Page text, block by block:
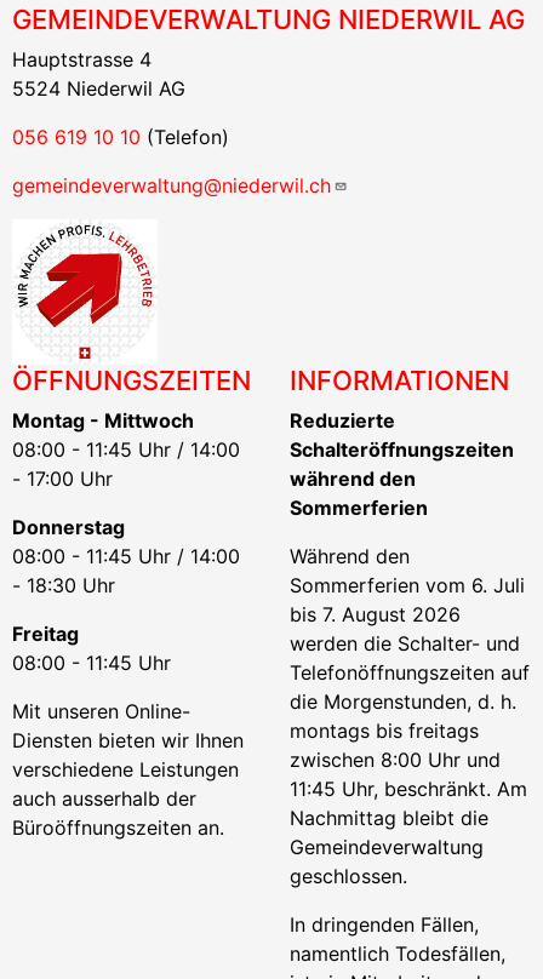
GEMEINDEVERWALTUNG NIEDERWIL AG
Hauptstrasse 4
5524 Niederwil AG
056 619 10 10 (Telefon)
gemeindeverwaltung@niederwil.ch
ÖFFNUNGSZEITEN
Montag - Mittwoch
08:00 - 11:45 Uhr / 14:00
- 17:00 Uhr
Donnerstag
08:00 - 11:45 Uhr / 14:00
- 18:30 Uhr
Freitag
08:00 - 11:45 Uhr
Mit unseren Online-
Diensten bieten wir Ihnen
verschiedene Leistungen
auch ausserhalb der
Büroöffnungszeiten an.
INFORMATIONEN
Reduzierte
Schalteröffnungszeiten
während den
Sommerferien
Während den
Sommerferien vom 6. Juli
bis 7. August 2026
werden die Schalter- und
Telefonöffnungszeiten auf
die Morgenstunden, d. h.
montags bis freitags
zwischen 8:00 Uhr und
11:45 Uhr, beschränkt. Am
Nachmittag bleibt die
Gemeindeverwaltung
geschlossen.
In dringenden Fällen,
namentlich Todesfällen,